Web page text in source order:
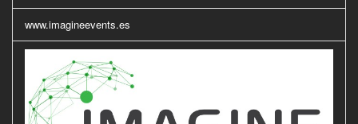
www.imagineevents.es